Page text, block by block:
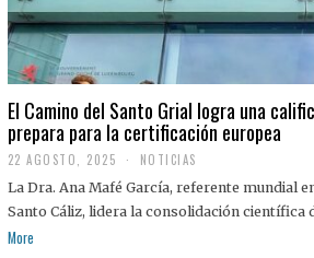
El Camino del Santo Grial logra una
prepara para la certificación europea
22 AGOSTO, 2025
2
A
G
NOTICIAS
La Dra. Ana Mafé García, referente mundial
Santo Cáliz, lidera la consolidación científica
More